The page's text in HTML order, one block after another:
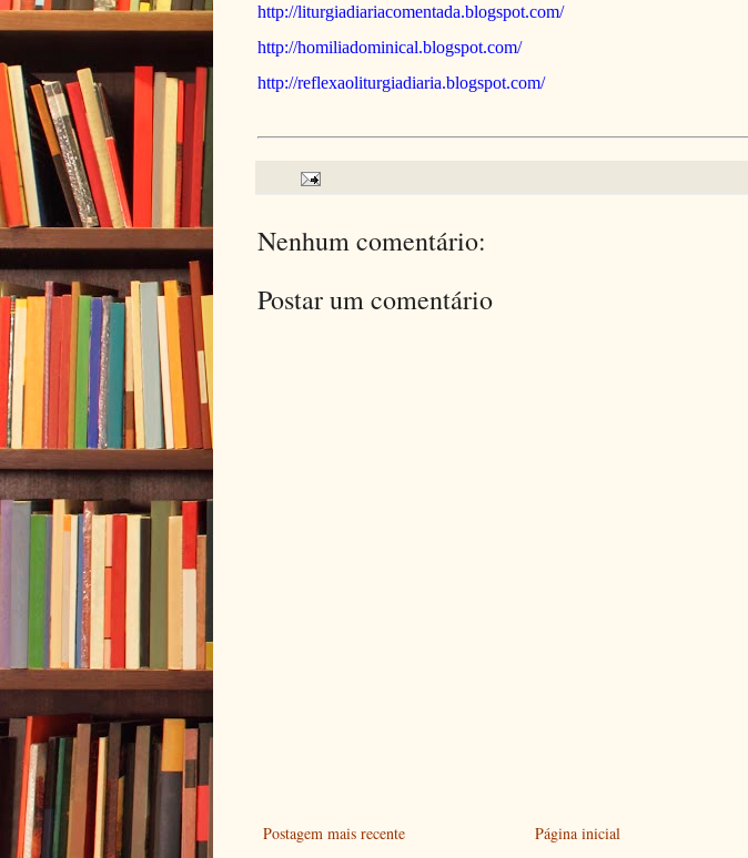
http://liturgiadiariacomentada.blogspot.com/
http://homiliadominical.blogspot.com/
http://reflexaoliturgiadiaria.blogspot.com/
Nenhum comentário:
Postar um comentário
Postagem mais recente
Página inicial